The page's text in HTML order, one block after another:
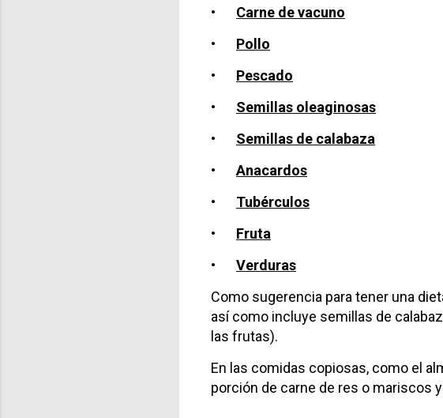
•
Carne de vacuno
•
Pollo
•
Pescado
•
Semillas oleaginosas
•
Semillas de calabaza
•
Anacardos
•
Tubérculos
•
Fruta
•
Verduras
Como sugerencia para tener una
así como incluye semillas de
las frutas).
En las comidas copiosas, como el
porción de carne de res o mariscos